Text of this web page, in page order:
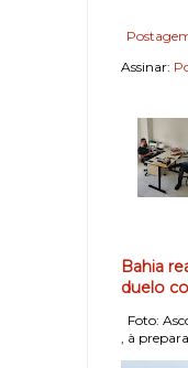
Assinar:
Bahia
duelo
Foto:
, à